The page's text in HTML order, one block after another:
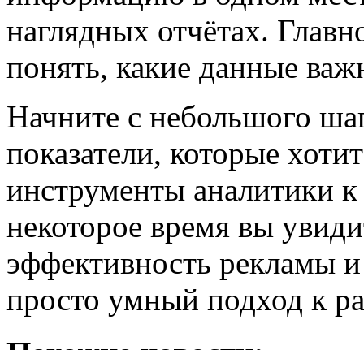
наглядных отчётах.
понять, какие данные
Начните с небольшого
показатели, которые
инструменты аналитики
некоторое время вы
эффективность рекламы
просто умный подход к